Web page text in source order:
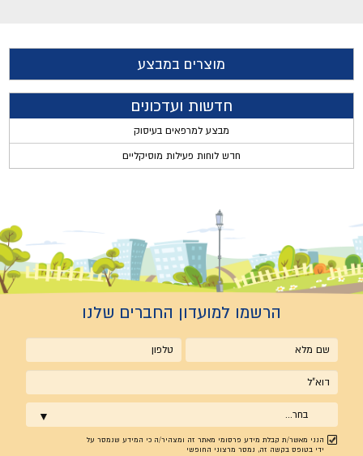
מוצרים במבצע
חדשות ועדכונים
מבצע למרפאים בעיסוק
חדש לוחות פעילות מוסיקליים
הרשמו למועדון החברים שלנו
שם
מלא
טלפון
אימייל
בחר...
הנני מאשר/ת קבלת מידע פרסומי מאתר זה ומצהיר/ה כי המידע שנמסר על
ידי בטופס בקשה זה, נמסר מרצוני החופשי